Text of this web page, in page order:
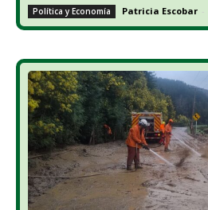
Política y Economía Patricia Escobar -